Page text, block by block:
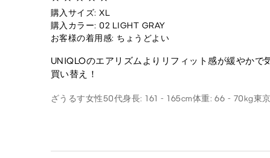
購入サイズ: XL
購入カラー: 02 LIGHT GRAY
お客様の着用感: ちょうどよい
UNIQLOのエアリズムよりリフィット感が緩やか
買い替え！
ざうるす女性50代身長: 161 - 165cm体重: 66 - 70kg東